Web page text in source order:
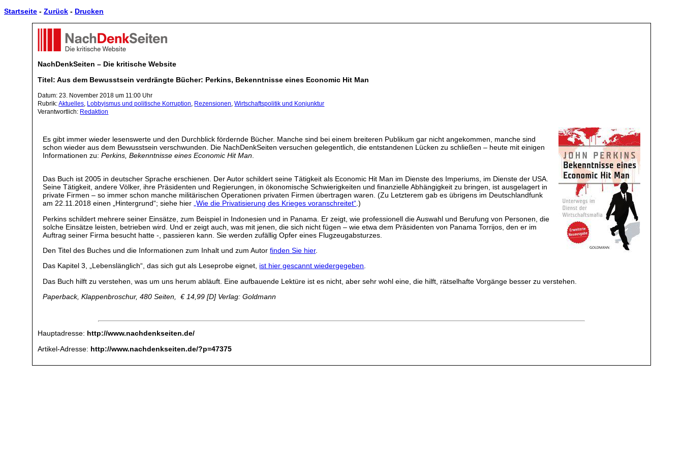
Startseite - Zurück - Drucken
NachDenkSeiten – Die kritische Website
Titel: Aus dem Bewusstsein verdrängte Bücher: Perkins, Bekenntnisse eines Economic Hit Man
Datum: 23. November 2018 um 11:00 Uhr
Rubrik:Aktuelles, Lobbyismus und politische Korruption, Rezensionen,Wirtschaftspolitik und Konjunktur
Verantwortlich: Redaktion
Es gibt immer wieder lesenswerte und den Durchblick fördernde Bücher. Manche sind bei einem breiteren Publikum gar nicht angekommen, manche sind
schon wieder aus dem Bewusstsein verschwunden. Die NachDenkSeiten versuchen gelegentlich, die entstandenen Lücken zu schließen – heute mit einigen
Informationen zu:Perkins, Bekenntnisse eines Economic Hit Man
Das Buch ist 2005 in deutscher Sprache erschienen. Der Autor schildert seine Tätigkeit als Economic Hit Man im Dienste des Imperiums, im Dienste der USA.
Seine Tätigkeit, andere Völker, ihre Präsidenten und Regierungen, in ökonomische Schwierigkeiten und finanzielle Abhängigkeit zu bringen, ist ausgelagert in
private Firmen – so immer schon manche militärischen Operationen privaten Firmen übertragen waren. (Zu Letzterem gab es übrigens im Deutschlandfunk
am 22.11.2018 einen „Hintergrund“; siehe hier „Wie die Privatisierung des Krieges voranschreitet“ .)
Perkins schildert mehrere seiner Einsätze, zum Beispiel in Indonesien und in Panama. Er zeigt, wie professionell die Auswahl und Berufung von Personen, die
solche Einsätze leisten, betrieben wird. Und er zeigt auch, was mit jenen, die sich nicht fügen – wie etwa dem Präsidenten von Panama Torrijos, den er im
Auftrag seiner Firma besucht hatte -, passieren kann. Sie werden zufällig Opfer eines Flugzeugabsturzes.
Den Titel des Buches und die Informationen zum Inhalt und zum Autorfinden Sie hier.
Das Kapitel 3, „Lebenslänglich“, das sich gut als Leseprobe eignet, ist hier gescannt wiedergegeben.
Das Buch hilft zu verstehen, was um uns herum abläuft. Eine aufbauende Lektüre ist es nicht, aber sehr wohl eine, die hilft, rätselhafte Vorgänge besser zu verstehen.
Paperback, Klappenbroschur, 480 Seiten, € 14,99 [D] Verlag: Goldmann
Hauptadresse: http://www.nachdenkseiten.de/
Artikel-Adresse: http://www.nachdenkseiten.de/?p=47375